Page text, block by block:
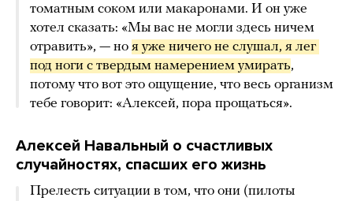
томатным соком или макаронами. И он уже
хотел сказать: «Мы вас не могли здесь ничем
отравить», — но я уже ничего не слушал, я лег
под ноги с твердым намерением умирать,
потому что вот это ощущение, что весь организм
тебе говорит: «Алексей, пора прощаться».
Алексей Навальный о счастливых
случайностях, спасших его жизнь
Прелесть ситуации в том, что они (пилоты